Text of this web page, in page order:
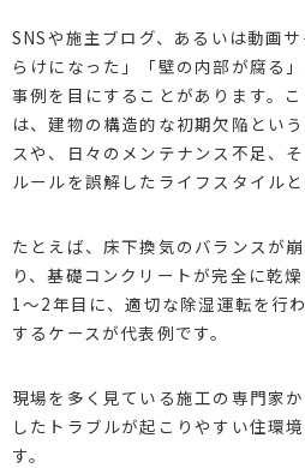
SNSや施主ブログ、あるいは動画
らけになった」「壁の内部が腐る
事例を目にすることがあります。
は、建物の構造的な初期欠陥とい
スや、日々のメンテナンス不足、
ルールを誤解したライフスタイル
たとえば、床下換気のバランスが
り、基礎コンクリートが完全に乾
1〜2年目に、適切な除湿運転を行
するケースが代表例です。
現場を多く見ている施工の専門家
したトラブルが起こりやすい住環
す。